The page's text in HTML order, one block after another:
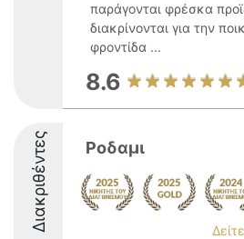
παράγονται φρέσκα
διακρίνονται για την
φροντίδα ...
8.6
Διακριθέντες Ροδαμι